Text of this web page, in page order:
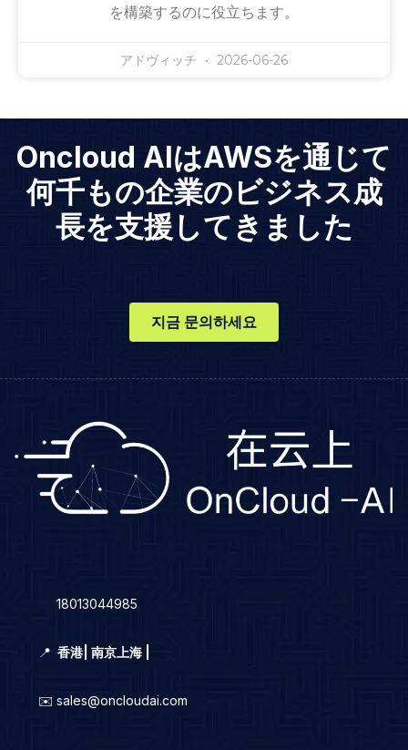
を構築するのに役立ちます。
アドヴィッチ 2026-06-26
Oncloud AIはAWSを通じて
何千もの企業のビジネス成
長を支援してきました
지금 문의하세요
18013044985
📍 香港 南京上海 |
✉️ sales@oncloudai.com